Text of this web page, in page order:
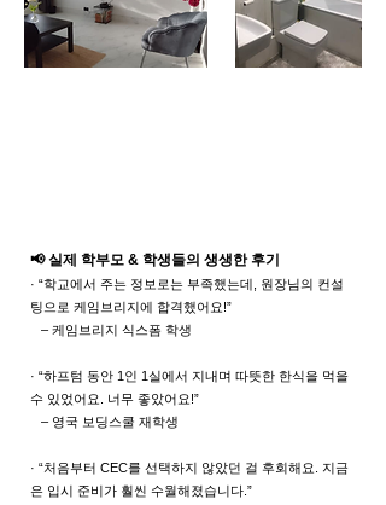
📢 실제 학부모 & 학생들의 생생한 후기
· “학교에서 주는 정보로는 부족했는데, 원장님의 컨설
팅으로 케임브리지에 합격했어요!”
– 케임브리지 식스폼 학생
· “하프텀 동안 1인 1실에서 지내며 따뜻한 한식을 먹을
수 있었어요. 너무 좋았어요!”
– 영국 보딩스쿨 재학생
· “처음부터 CEC를 선택하지 않았던 걸 후회해요. 지금
은 입시 준비가 훨씬 수월해졌습니다.”